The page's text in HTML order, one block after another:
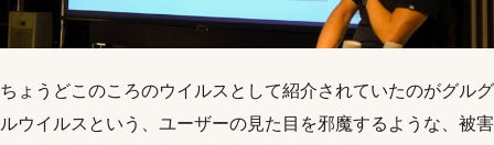
ちょうどこのころのウイルスとして紹介されていたのがグルグ
ルウイルスという、ユーザーの見た目を邪魔するような、被害